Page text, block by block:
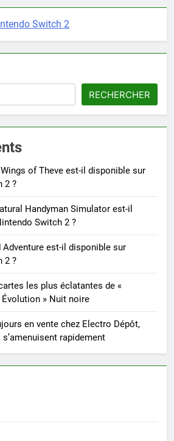
Switch 2
RECHERCHER
of Theve est-il disponible sur
2 ?
Handyman Simulator est-il
Switch 2 ?
Adventure est-il disponible sur
2 ?
les plus éclatantes de «
» Nuit noire
en vente chez Electro Dépôt,
rapidement